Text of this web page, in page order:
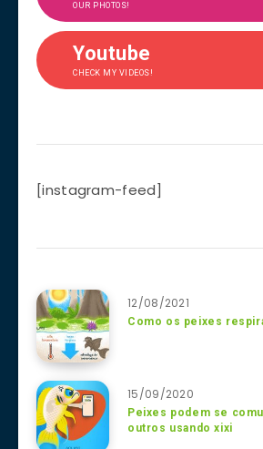
OUR PHOTOS!
Youtube
CHECK MY VIDEOS!
[instagram-feed]
12/08/2021
Como os peixes
15/09/2020
Peixes podem se
outros usando xixi